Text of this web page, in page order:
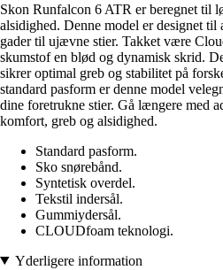
Skon Runfalcon 6 ATR er beregnet til
alsidighed. Denne model er designet
gader til ujævne stier. Takket være
skumstof en blød og dynamisk skrid.
sikrer optimal greb og stabilitet på
standard pasform er denne model
dine foretrukne stier. Gå længere med
komfort, greb og alsidighed.
Standard pasform.
Sko snørebånd.
Syntetisk overdel.
Tekstil indersål.
Gummiydersål.
CLOUDfoam teknologi.
Yderligere information